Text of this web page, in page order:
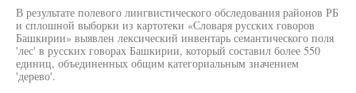
В результате полевого лингвистического обследования районов РБ
и сплошной выборки из картотеки «Словаря русских говоров
Башкирии» выявлен лексический инвентарь семантического поля
'лес' в русских говорах Башкирии, который составил более 550
единиц, объединенных общим категориальным значением
'дерево'.